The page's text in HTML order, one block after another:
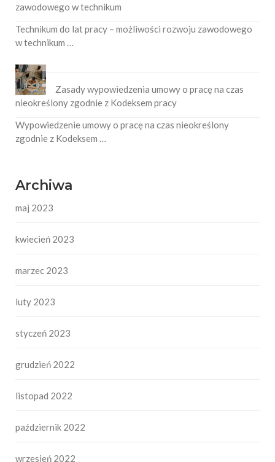
zawodowego w technikum
Technikum do lat pracy – możliwości rozwoju zawodowego
w technikum …
Zasady wypowiedzenia umowy o pracę na czas
nieokreślony zgodnie z Kodeksem pracy
Wypowiedzenie umowy o pracę na czas nieokreślony
zgodnie z Kodeksem …
Archiwa
maj 2023
kwiecień 2023
marzec 2023
luty 2023
styczeń 2023
grudzień 2022
listopad 2022
październik 2022
wrzesień 2022